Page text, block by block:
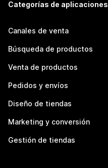
Categorías de aplicaciones
Canales de venta
Búsqueda de productos
Venta de productos
Pedidos y envíos
Diseño de tiendas
Marketing y conversión
Gestión de tiendas